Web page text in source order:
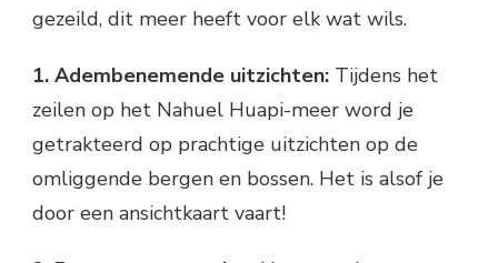
gezeild, dit meer heeft voor elk wat wils.
1. Adembenemende uitzichten: Tijdens het
zeilen op het Nahuel Huapi-meer word je
getrakteerd op prachtige uitzichten op de
omliggende bergen en bossen. Het is alsof je
door een ansichtkaart vaart!